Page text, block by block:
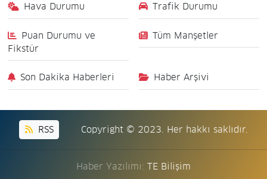
Hava Durumu Trafik Durumu
Puan Durumu ve
Fikstür
Tüm Manşetler
Son Dakika Haberleri Haber Arşivi
RSS Copyright © 2023. Her hakkı saklıdır.
Haber Yazılımı: TE Bilişim